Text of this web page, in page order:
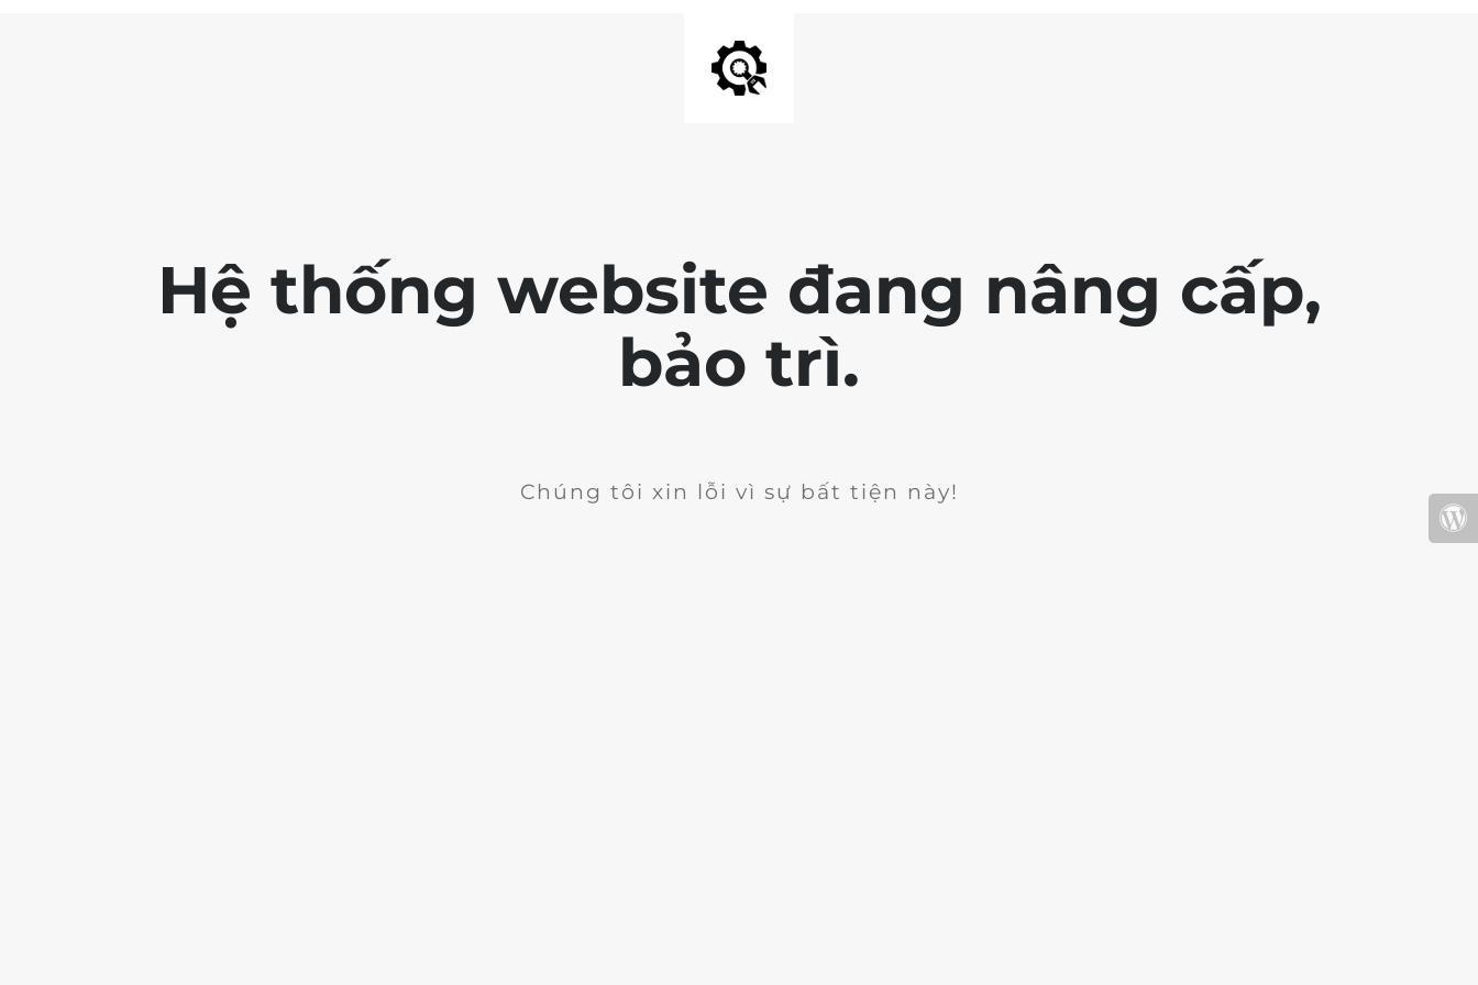
Hệ thống website đang nâng cấp,
bảo trì.
Chúng tôi xin lỗi vì sự bất tiện này!